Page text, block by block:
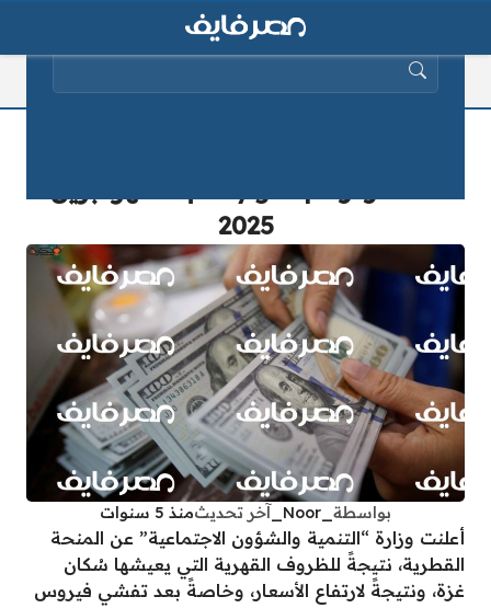
2025
بواسطة آخر تحديثمنذ 5 سنوات
أعلنت وزارة “التنمية والشؤون الاجتماعية” عن المنحة
القطرية، نتيجةً للظروف القهرية التي يعيشها سُكان
غزة، ونتيجةً لارتفاع الأسعار، وخاصةً بعد تفشي فيروس
البحث عن: